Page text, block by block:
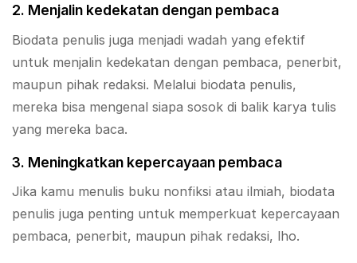
2. Menjalin kedekatan dengan pembaca
Biodata penulis juga menjadi wadah yang efektif
untuk menjalin kedekatan dengan pembaca, penerbit,
maupun pihak redaksi. Melalui biodata penulis,
mereka bisa mengenal siapa sosok di balik karya tulis
yang mereka baca.
3. Meningkatkan kepercayaan pembaca
Jika kamu menulis buku nonfiksi atau ilmiah, biodata
penulis juga penting untuk memperkuat kepercayaan
pembaca, penerbit, maupun pihak redaksi, lho.